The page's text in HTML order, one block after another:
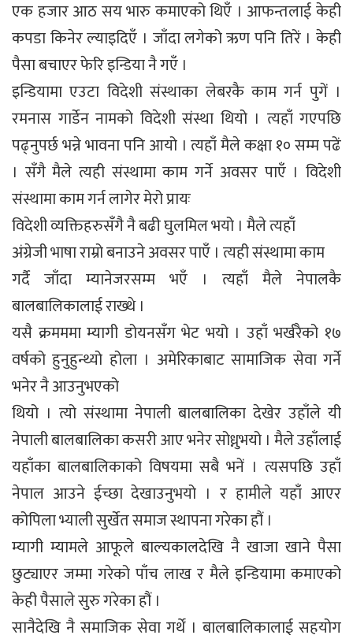
एक हजार आठ सय भारु कमाएको थिएँ । आफन्तलाई केही
कपडा किनेर ल्याइदिएँ । जाँदा लगेको ऋण पनि तिरें । केही
पैसा बचाएर फेरि इन्डिया नै गएँ ।
इन्डियामा एउटा विदेशी संस्थाका लेबरकै काम गर्न पुगें ।
रमनास गार्डेन नामको विदेशी संस्था थियो । त्यहाँ गएपछि
पढ्नुपर्छ भन्ने भावना पनि आयो । त्यहाँ मैले कक्षा १० सम्म पढें
। सँगै मैले त्यही संस्थामा काम गर्ने अवसर पाएँ । विदेशी
संस्थामा काम गर्न लागेर मेरो प्रायः
विदेशी व्यक्तिहरुसँगै नै बढी घुलमिल भयो । मैले त्यहाँ
अंग्रेजी भाषा राम्रो बनाउने अवसर पाएँ । त्यही संस्थामा काम
गर्दै जाँदा म्यानेजरसम्म भएँ । त्यहाँ मैले नेपालकै
बालबालिकालाई राख्थे ।
यसै क्रमममा म्यागी डोयनसँग भेट भयो । उहाँ भर्खरैको १७
वर्षको हुनुहुन्थ्यो होला । अमेरिकाबाट सामाजिक सेवा गर्ने
भनेर नै आउनुभएको
थियो । त्यो संस्थामा नेपाली बालबालिका देखेर उहाँले यी
नेपाली बालबालिका कसरी आए भनेर सोध्नुभयो । मैले उहाँलाई
यहाँका बालबालिकाको विषयमा सबै भनें । त्यसपछि उहाँ
नेपाल आउने ईच्छा देखाउनुभयो । र हामीले यहाँ आएर
कोपिला भ्याली सुर्खेत समाज स्थापना गरेका हौं ।
म्यागी म्यामले आफूले बाल्यकालदेखि नै खाजा खाने पैसा
छुट्याएर जम्मा गरेको पाँच लाख र मैले इन्डियामा कमाएको
केही पैसाले सुरु गरेका हौं ।
सानैदेखि नै समाजिक सेवा गर्थें । बालबालिकालाई सहयोग